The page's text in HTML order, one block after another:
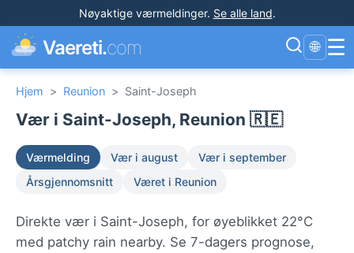
Nøyaktige værmeldinger. Se alle land.
Vaereti.com 🌐 ☰
Hjem > Reunion > Saint-Joseph
Vær i Saint-Joseph, Reunion 🇷🇪
Værmelding Vær i august
Vær i september
Årsgjennomsnitt
Været i Reunion
Direkte vær i Saint-Joseph, for øyeblikket 22°C
med patchy rain nearby. Se 7-dagers prognose,